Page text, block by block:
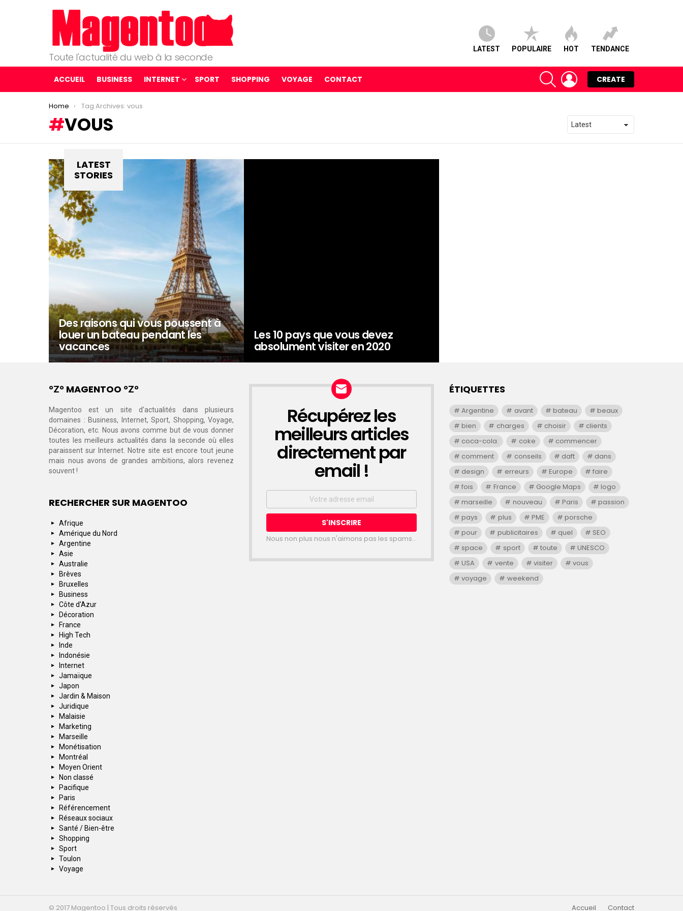
Toute l'actualité du web à la seconde
LATEST POPULAIRE HOT TENDANCE
ACCUEIL BUSINESS INTERNET SPORT SHOPPING VOYAGE CONTACT
SEARCH LOGIN
CREATE
You are here:
Home Tag Archives: vous
VOUS
LATEST
STORIES
Des raisons qui vous poussent à
louer un bateau pendant les
vacances
Les 10 pays que vous devez
absolument visiter en 2020
°Ζ° MAGENTOO °Ζ°
Magentoo est un site d'actualités dans plusieurs
domaines : Business, Internet, Sport, Shopping, Voyage,
Décoration, etc. Nous avons comme but de vous donner
toutes les meilleurs actualités dans la seconde où elles
paraissent sur Internet. Notre site est encore tout jeune
mais nous avons de grandes ambitions, alors revenez
souvent !
RECHERCHER SUR MAGENTOO
Afrique
Amérique du Nord
Argentine
Asie
Australie
Brèves
Bruxelles
Business
Côte d'Azur
Décoration
France
High Tech
Inde
Indonésie
Internet
Jamaïque
Japon
Jardin & Maison
Juridique
Malaisie
Marketing
Marseille
Monétisation
Montréal
Moyen Orient
Non classé
Pacifique
Paris
Référencement
Réseaux sociaux
Santé / Bien-être
Shopping
Sport
Toulon
Voyage
NEWSLETTER
Récupérez les
meilleurs articles
directement par
email !
Email
Nous non plus nous n'aimons pas les spams...
ÉTIQUETTES
Argentine avant bateau
beaux
bien
charges choisir
clients
coca-cola:
coke
commencer
comment
conseils daft
dans
design
erreurs Europe
faire
fois
France Google Maps
logo
marseille
nouveau Paris
passion
pays
plus PME
porsche
pour
publicitaires quel
SEO
space
sport toute
UNESCO
USA
vente visiter
vous
voyage
weekend
© 2017 Magentoo | Tous droits réservés Accueil Contact